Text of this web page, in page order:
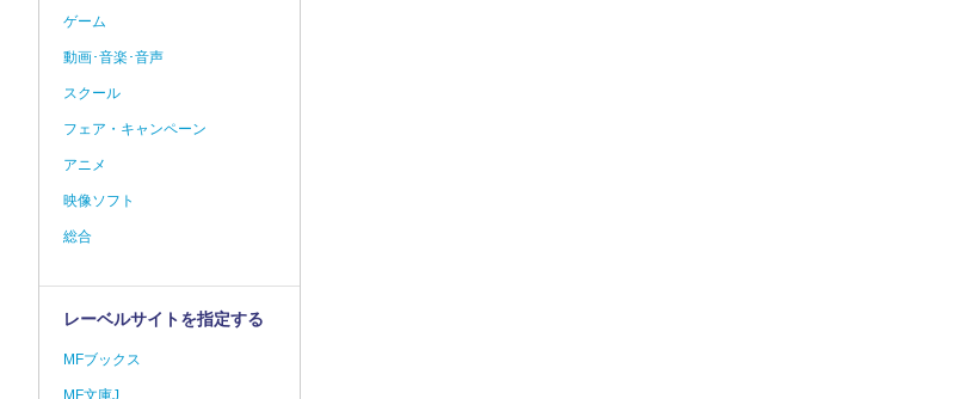
ゲーム
動画･音楽･音声
スクール
フェア・キャンペーン
アニメ
映像ソフト
総合
レーベルサイトを指定する
MFブックス
MF文庫J